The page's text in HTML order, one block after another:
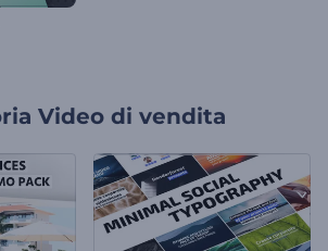
Video di vendita